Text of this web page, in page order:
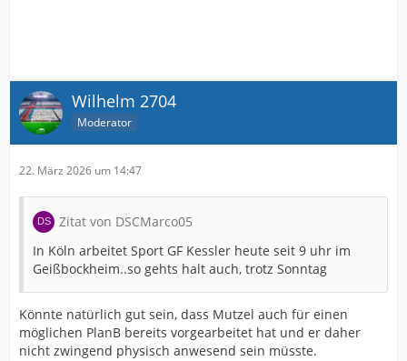
Wilhelm 2704
Moderator
22. März 2026 um 14:47
Zitat von DSCMarco05
In Köln arbeitet Sport GF Kessler heute seit 9 uhr im
Geißbockheim..so gehts halt auch, trotz Sonntag
Könnte natürlich gut sein, dass Mutzel auch für einen
möglichen PlanB bereits vorgearbeitet hat und er daher
nicht zwingend physisch anwesend sein müsste.